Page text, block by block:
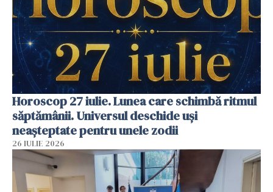
Horoscop 27 iulie. Lunea care schimbă ritmul
săptămânii. Universul deschide uși
neașteptate pentru unele zodii
26 IULIE 2026